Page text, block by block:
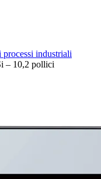
industriali
– 10,2 pollici